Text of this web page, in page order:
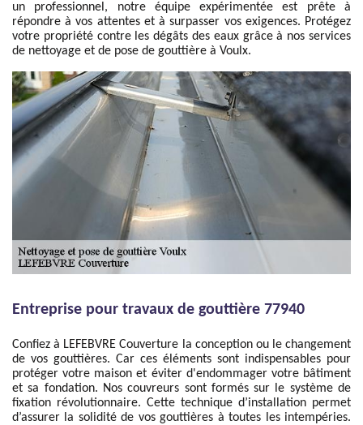
un professionnel, notre équipe expérimentée est prête à
répondre à vos attentes et à surpasser vos exigences. Protégez
votre propriété contre les dégâts des eaux grâce à nos services
de nettoyage et de pose de gouttière à Voulx.
Entreprise pour travaux de gouttière 77940
Confiez à LEFEBVRE Couverture la conception ou le changement
de vos gouttières. Car ces éléments sont indispensables pour
protéger votre maison et éviter d'endommager votre bâtiment
et sa fondation. Nos couvreurs sont formés sur le système de
fixation révolutionnaire. Cette technique d’installation permet
d’assurer la solidité de vos gouttières à toutes les intempéries.